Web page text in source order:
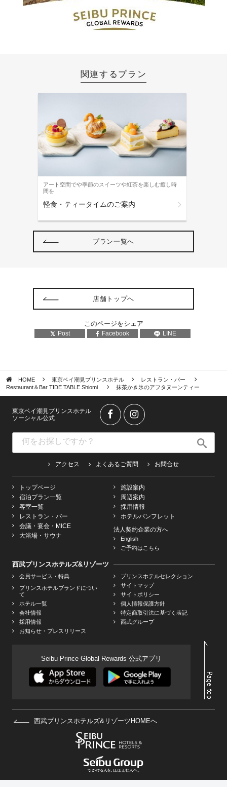
関連するプラン
アート空間でや季節のスイーツや紅茶を楽しむ癒し時
間を
軽食・ティータイムのご案内
プラン一覧へ
店舗トップへ
このページをシェア
Post Facebook LINE
HOME 東京ベイ潮見プリンスホテル
レストラン・バー
Restaurant＆Bar TIDE TABLE Shiomi
抹茶かき氷のアフタヌーンティー
東京ベイ潮見プリンスホテル
ソーシャル公式
アクセス よくあるご質問 お問合せ
トップページ
宿泊プラン一覧
客室一覧
レストラン・バー
会議・宴会・MICE
大浴場・サウナ
施設案内
周辺案内
採用情報
ホテルパンフレット
法人契約企業の方へ
English
ご予約はこちら
西武プリンスホテルズ&リゾーツ
会員サービス・特典
プリンスホテルブランドについ
て
ホテル一覧
会社情報
採用情報
お知らせ・プレスリリース
プリンスホテルセレクション
サイトマップ
サイトポリシー
個人情報保護方針
特定商取引法に基づく表記
西武グループ
Seibu Prince Global Rewards 公式アプリ
西武プリンスホテルズ&リゾーツHOMEへ